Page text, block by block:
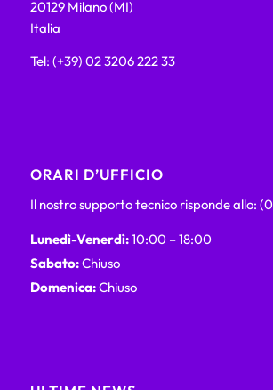
20129 Milano (MI)
Italia
Tel: (+39) 02 3206 222 33
ORARI D’UFFICIO
Il nostro supporto tecnico risponde allo:
Lunedì-Venerdì:10:00 – 18:00
Sabato:Chiuso
Domenica:Chiuso